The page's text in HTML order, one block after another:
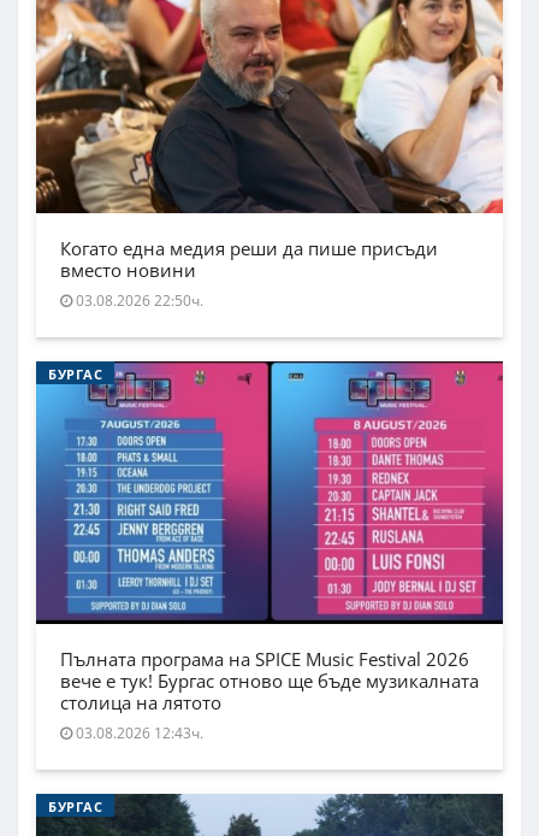
Когато една медия реши да пише присъди
вместо новини
03.08.2026 22:50ч.
БУРГАС
Пълната програма на SPICE Music Festival 2026
вече е тук! Бургас отново ще бъде музикалната
столица на лятото
03.08.2026 12:43ч.
БУРГАС